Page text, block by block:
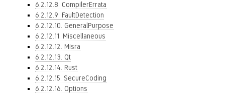
6.2.12.8. CompilerErrata
6.2.12.9. FaultDetection
6.2.12.10. GeneralPurpose
6.2.12.11. Miscellaneous
6.2.12.12. Misra
6.2.12.13. Qt
6.2.12.14. Rust
6.2.12.15. SecureCoding
6.2.12.16. Options